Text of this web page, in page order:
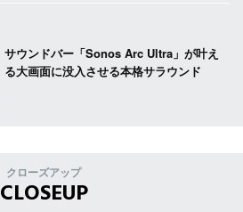
サウンドバー「Sonos Arc Ultra」が叶え
る大画面に没入させる本格サラウンド
クローズアップ
CLOSEUP